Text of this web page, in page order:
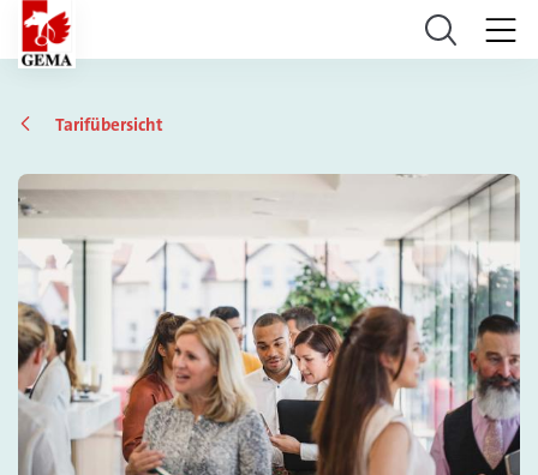
Tarifübersicht